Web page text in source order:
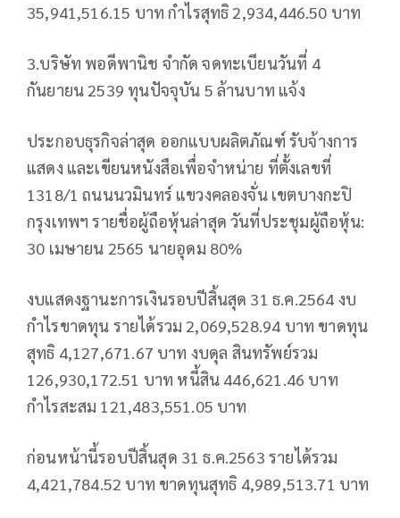
35,941,516.15 บาท กำไรสุทธิ 2,934,446.50 บาท
3.บริษัท พอดีพานิช จำกัด จดทะเบียนวันที่ 4
กันยายน 2539 ทุนปัจจุบัน 5 ล้านบาท แจ้ง
ประกอบธุรกิจล่าสุด ออกแบบผลิตภัณฑ์ รับจ้างการ
แสดง และเขียนหนังสือเพื่อจำหน่าย ที่ตั้งเลขที่
1318/1 ถนนนวมินทร์ แขวงคลองจั่น เขตบางกะปิ
กรุงเทพฯ รายชื่อผู้ถือหุ้นล่าสุด วันที่ประชุมผู้ถือหุ้น:
30 เมษายน 2565 นายอุดม 80%
งบแสดงฐานะการเงินรอบปีสิ้นสุด 31 ธ.ค.2564 งบ
กำไรขาดทุน รายได้รวม 2,069,528.94 บาท ขาดทุน
สุทธิ 4,127,671.67 บาท งบดุล สินทรัพย์รวม
126,930,172.51 บาท หนี้สิน 446,621.46 บาท
กำไรสะสม 121,483,551.05 บาท
ก่อนหน้านี้รอบปีสิ้นสุด 31 ธ.ค.2563 รายได้รวม
4,421,784.52 บาท ขาดทุนสุทธิ 4,989,513.71 บาท